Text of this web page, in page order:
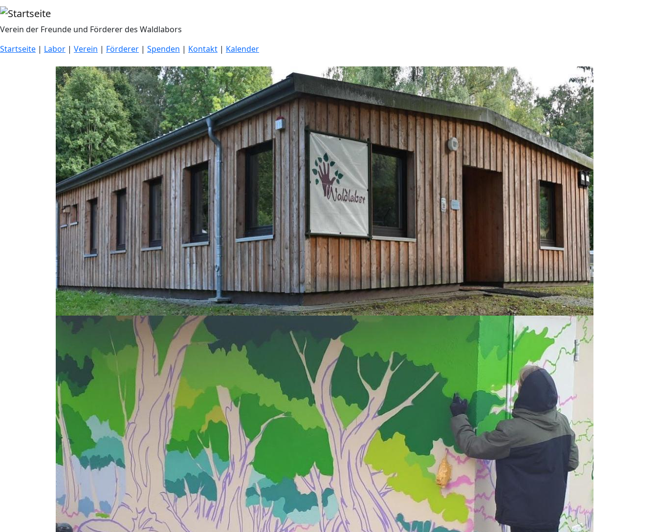
Direkt zum Inhalt
Verein der Freunde und Förderer des Waldlabors
Startseite | Labor | Verein | Förderer | Spenden | Kontakt | Kalender